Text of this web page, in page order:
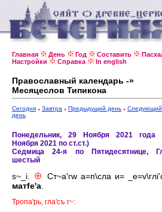
Главная День Год Составить
Настройки
Справка In english
Православный календарь -»
Месяцеслов Типикона
Сегодня Завтра Предыдущий день
Следующий
день
Понедельник, 29 Ноября 2021 года
Ноября 2021 по ст.ст.)
Седмица 24-я по Пятидесятнице,
шестый
s~_i.
Ст~а'гw а=п\сла и=
матfе'а
Тропа'рь, гла'съ г~: